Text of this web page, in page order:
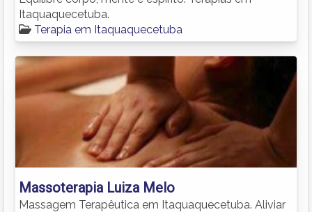
Itaquaquecetuba.
Terapia em Itaquaquecetuba
Massoterapia Luiza Melo
Massagem Terapêutica em Itaquaquecetuba. Aliviar